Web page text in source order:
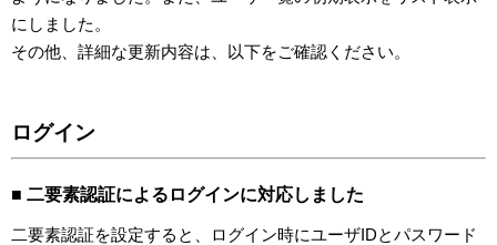
にしました。
その他、詳細な更新内容は、以下をご確認ください。
ログイン
■ 二要素認証によるログインに対応しました
二要素認証を設定すると、ログイン時にユーザIDとパスワード